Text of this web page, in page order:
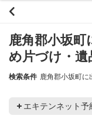
鹿角郡小坂町
め片づけ・遺
検索条件 鹿角郡小坂町に
エキテンネット予